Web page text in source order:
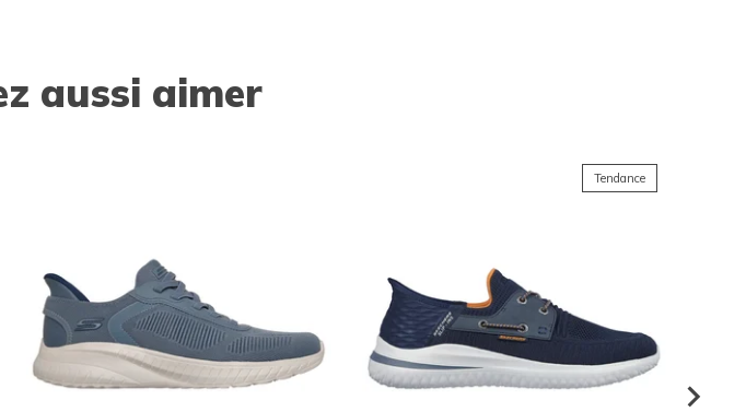
aussi aimer
Tendance